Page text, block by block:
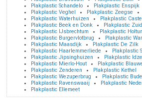
Plakplastic Schandelo
Plakplastic Enspijk
Plakplastic Veghel
Plakplastic Zeegse
Plakplastic Waterhuizen
Plakplastic
Plakplastic Beek en Donk
Plakplastic
Plakplastic IJsbrechtum
Plakplastic
Plakplastic Burgervlotbrug
Plakplastic
Plakplastic Maasdijk
Plakplastic De Zilk
Plakplastic Haarlemmerliede
Plakplastic
Plakplastic Jipsinghuizen
Plakplastic
Plakplastic Mierlo-Hout
Plakplastic
Plakplastic Zenderen
Plakplastic Kethel
Plakplastic Wezuperbrug
Plakplastic
Plakplastic Ravenswaaij
Plakplastic
Plakplastic Ellemeet